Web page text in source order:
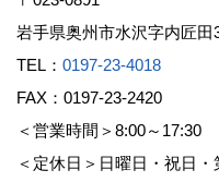
岩手県奥州市水沢字内匠
TEL： 0197-23-4018
FAX：0197-23-2420
＜営業時間＞8:00～17:30
＜定休日＞日曜日・祝日